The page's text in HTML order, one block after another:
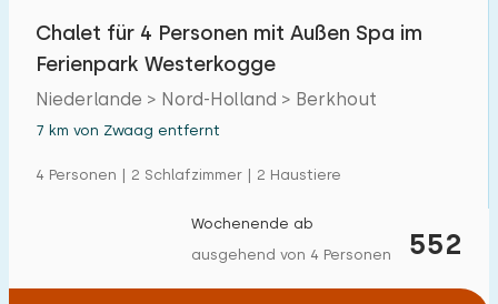
Chalet für 4 Personen mit Außen Spa im
Ferienpark Westerkogge
Niederlande > Nord-Holland > Berkhout
7 km von Zwaag entfernt
4 Personen | 2 Schlafzimmer | 2 Haustiere
552
Wochenende ab
ausgehend von 4 Personen